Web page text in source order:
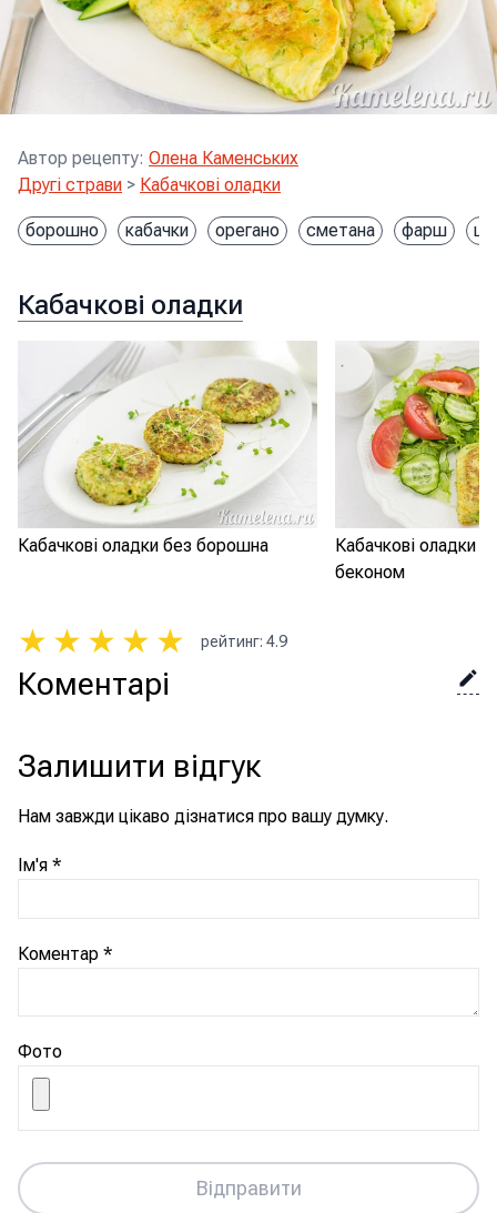
Автор рецепту: Олена Каменських
Другі страви > Кабачкові оладки
борошно кабачки орегано сметана фарш
Кабачкові оладки
Кабачкові оладки без борошна
Кабачкові оладки
беконом
★ ★ ★ ★ ★ рейтинг: 4.9
Коментарі
Залишити відгук
Нам завжди цікаво дізнатися про вашу думку.
Ім'я *
Коментар *
Фото
Відправити